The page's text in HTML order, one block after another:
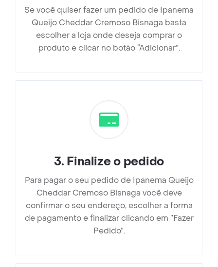
Se você quiser fazer um pedido de Ipanema
Queijo Cheddar Cremoso Bisnaga basta
escolher a loja onde deseja comprar o
produto e clicar no botão “Adicionar”.
3. Finalize o pedido
Para pagar o seu pedido de Ipanema Queijo
Cheddar Cremoso Bisnaga você deve
confirmar o seu endereço, escolher a forma
de pagamento e finalizar clicando em ”Fazer
Pedido”.